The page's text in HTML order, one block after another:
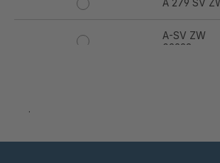
A 279 SV
A-SV ZW
02228
.